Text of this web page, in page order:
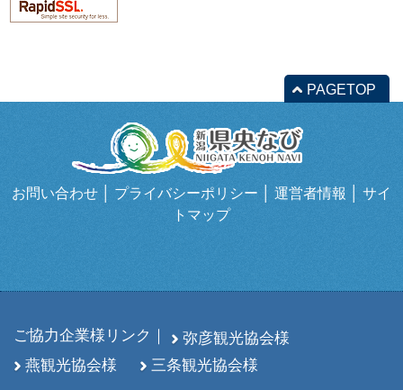
PAGETOP
お問い合わせ プライバシーポリシー 運営者情報
サイ
トマップ
ご協力企業様リンク｜
弥彦観光協会様
燕観光協会様
三条観光協会様